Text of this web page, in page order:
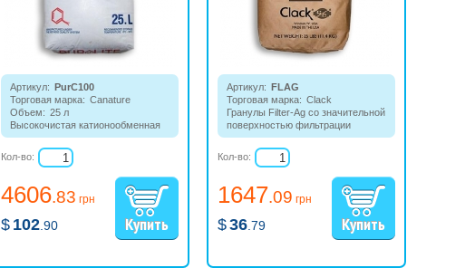
Артикул: PurC100
Торговая марка: Canature
Объем: 25 л
Высокочистая катионообменная
смола гелевого типа.
4606.83 грн
$ 102 .90
Кол-во:
Артикул: FLAG
Торговая марка: Clack
Гранулы Filter-Ag со значительной
поверхностью фильтрации
позволяют добиться
максимальной эффективности
при удалении взвешенных
1647.09 грн
$36 .79
Кол-во: